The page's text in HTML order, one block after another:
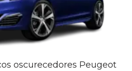
oscurecedores Peugeot